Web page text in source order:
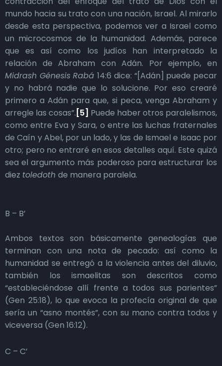
mundo hacia su trato con una nación, Israel. Al mirarlo
desde esta perspectiva, podemos ver a Israel como
un microcosmos de la humanidad. Además, parece
que es así como los judíos han interpretado la
relación de Abraham con Adán. Por ejemplo, en
Midrash Génesis Rabá14:6 dice: “[Adán] puede pecar
y no habrá nadie que lo solucione. Por eso crearé
primero a Adán para que, si peca, venga Abraham y
arregle las cosas”. [5] Puede haber otros paralelismos,
como entre Eva y Sara, o entre las luchas fraternales
de Caín y Abel, por un lado, y las de Ismael e Isaac por
otro; pero no entraré en esos detalles aquí. Este quizá
sea el argumento más poderoso para estructurar los
diez toledoth de manera paralela.
B – B’
Ambos textos son básicamente genealogías que
terminan con una nota de pecado: así como la
humanidad se entregó a la violencia antes del diluvio,
también los ismaelitas son descritos como
“estableciéndose allí frente a todos sus parientes”
(Gen 25:18), lo que evoca la profecía original de que
sería un “asno montés”, con su mano contra todos y
viceversa (Gen 16:12).
C – C’